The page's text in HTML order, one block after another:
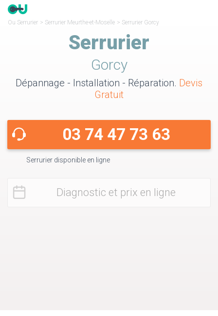
Ou Serrurier > Serrurier Meurthe-et-Moselle > Serrurier Gorcy
Serrurier
Gorcy
Dépannage - Installation - Réparation. Devis
Gratuit
03 74 47 73 63
Serrurier disponible en ligne
Diagnostic et prix en ligne